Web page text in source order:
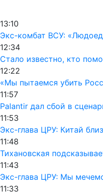
13:10
Экс-комбат ВСУ:
12:34
Стало известно, кто
12:22
«Мы пытаемся убить
11:57
Palantir дал сбой в
11:53
Экс-глава ЦРУ: Китай
11:48
Тихановская
11:43
Экс-глава ЦРУ: Мы
11:33